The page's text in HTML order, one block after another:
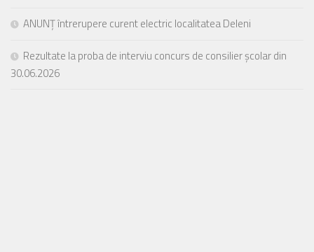
ANUNȚ întrerupere curent electric localitatea Deleni
Rezultate la proba de interviu concurs de consilier școlar din
30.06.2026